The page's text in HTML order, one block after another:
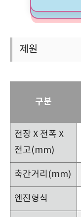
제원
구분
전장 X 전폭 X
전고(mm)
축간거리(mm)
엔진형식